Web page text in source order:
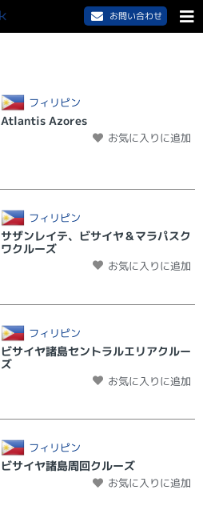
お問い合わせ
フィリピン
Atlantis Azores
お気に入りに追加
フィリピン
サザンレイテ、ビサイヤ＆マラパスク
ワクルーズ
お気に入りに追加
フィリピン
ビサイヤ諸島セントラルエリアクルー
ズ
お気に入りに追加
フィリピン
ビサイヤ諸島周回クルーズ
お気に入りに追加